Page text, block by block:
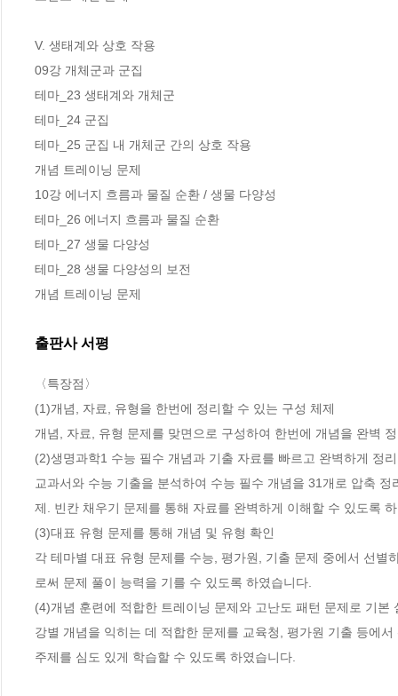
V. 생태계와 상호 작용
09강 개체군과 군집
테마_23 생태계와 개체군
테마_24 군집
테마_25 군집 내 개체군 간의 상호 작용
개념 트레이닝 문제
10강 에너지 흐름과 물질 순환 / 생물 다양성
테마_26 에너지 흐름과 물질 순환
테마_27 생물 다양성
테마_28 생물 다양성의 보전
개념 트레이닝 문제
출판사 서평
〈특장점〉
(1)개념, 자료, 유형을 한번에 정리할 수 있는 구성 체제
개념, 자료, 유형 문제를 맞면으로 구성하여 한번에 개념을 완벽
(2)생명과학1 수능 필수 개념과 기출 자료를 빠르고 완벽하게 정
교과서와 수능 기출을 분석하여 수능 필수 개념을 31개로 압축
제. 빈칸 채우기 문제를 통해 자료를 완벽하게 이해할 수 있도록
(3)대표 유형 문제를 통해 개념 및 유형 확인
각 테마별 대표 유형 문제를 수능, 평가원, 기출 문제 중에서 선
로써 문제 풀이 능력을 기를 수 있도록 하였습니다.
(4)개념 훈련에 적합한 트레이닝 문제와 고난도 패턴 문제로 기본
강별 개념을 익히는 데 적합한 문제를 교육청, 평가원 기출 등에
주제를 심도 있게 학습할 수 있도록 하였습니다.